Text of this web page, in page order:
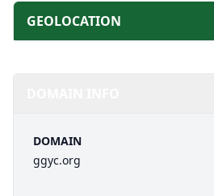
GEOLOCATION
DOMAIN
ggyc.org